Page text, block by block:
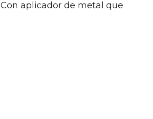
Con aplicador de metal que